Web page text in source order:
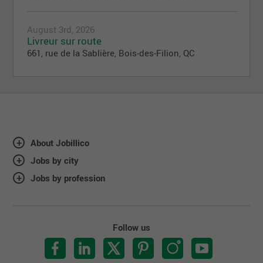
August 3rd, 2026
Livreur sur route
661, rue de la Sablière, Bois-des-Filion, QC
About Jobillico
Jobs by city
Jobs by profession
Follow us